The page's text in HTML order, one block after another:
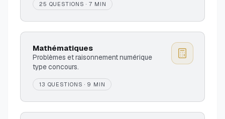
25 QUESTIONS · 7 MIN
Mathématiques
Problèmes et raisonnement numérique
type concours.
13 QUESTIONS · 9 MIN